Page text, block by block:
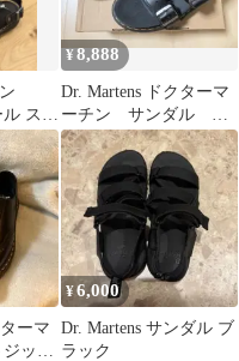
スエ
¥8,888
Dr. Martens ドクターマ
ーチン サンダル
MYLES
ーマ
ップ
¥6,000
Dr. Martens サンダル ブ
ラック